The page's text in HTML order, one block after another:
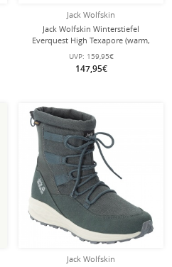
Jack Wolfskin
Jack Wolfskin Winterstiefel
Everquest High Texapore (warm,
wasserdicht, PFC-Frei) dunkelblau
Damen
UVP: 159,95€
147,95€
Jack Wolfskin